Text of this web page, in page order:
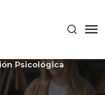
Psicológica